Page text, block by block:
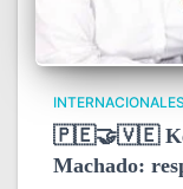
INTERNACIONALES
🇵🇪🤝🇻🇪
Machado: